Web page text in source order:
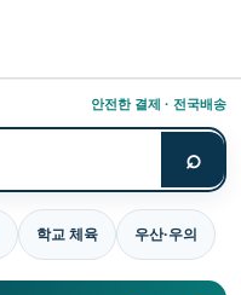
안전한 결제 · 전국배송
⌕
학교 체육 우산·우의